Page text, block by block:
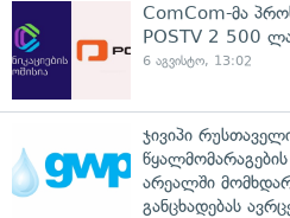
ComCom-მა
POSTV 2 500
6 აგვისტო, 13:02
ჯივიპი
არეალში
განცხადებას